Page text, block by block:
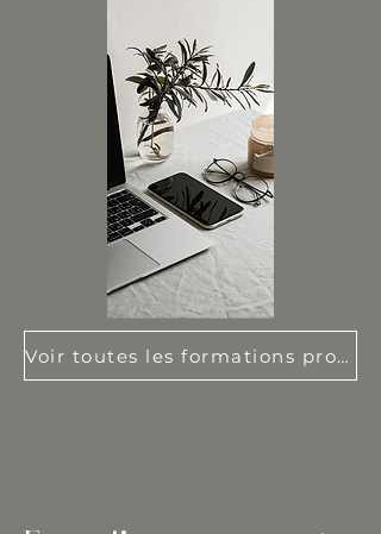
Voir toutes les formations